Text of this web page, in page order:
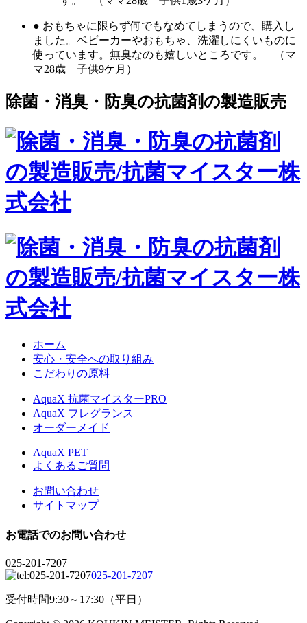
● おもちゃに限らず何でもなめてしまうので、購入し
ました。ベビーカーやおもちゃ、洗濯しにくいものに
使っています。無臭なのも嬉しいところです。 （マ
マ28歳 子供9ケ月）
除菌・消臭・防臭の抗菌剤の製造販売
ホーム
安心・安全への取り組み
こだわりの原料
AquaX 抗菌マイスターPRO
AquaX フレグランス
オーダーメイド
AquaX PET
よくあるご質問
お問い合わせ
サイトマップ
お電話でのお問い合わせ
025-201-7207
025-201-7207
受付時間9:30～17:30（平日）